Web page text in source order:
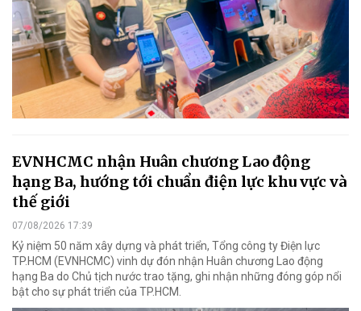
EVNHCMC nhận Huân chương Lao động
hạng Ba, hướng tới chuẩn điện lực khu vực và
thế giới
07/08/2026 17:39
Kỷ niệm 50 năm xây dựng và phát triển, Tổng công ty Điện lực
TP.HCM (EVNHCMC) vinh dự đón nhận Huân chương Lao động
hạng Ba do Chủ tịch nước trao tặng, ghi nhận những đóng góp nổi
bật cho sự phát triển của TP.HCM.